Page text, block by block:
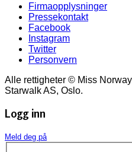
Firmaopplysninger
Pressekontakt
Facebook
Instagram
Twitter
Personvern
Alle rettigheter © Miss
Starwalk AS, Oslo.
Logg inn
Meld deg på